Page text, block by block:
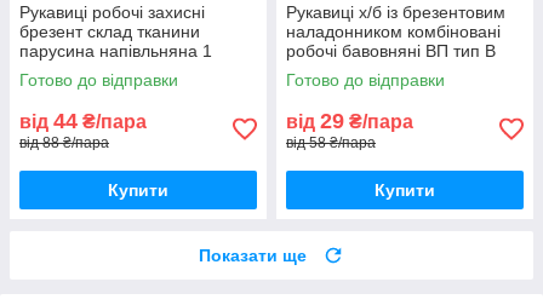
Рукавиці робочі захисні
брезент склад тканини
парусина напівльняна 1
гатунок розмір 2 упаковка 10
пар
Готово до відправки
від 44 ₴/пара
від 88 ₴/пара
Купити
Рукавиці х/б із брезентовим
наладонником комбіновані
робочі бавовняні ВП тип В
піддолонник двунитка
Готово до відправки
від 29 ₴/пара
від 58 ₴/пара
Купити
Показати ще